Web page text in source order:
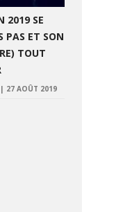
2019 SE
PAS ET SON
TOUT
| 27 AOÛT 2019